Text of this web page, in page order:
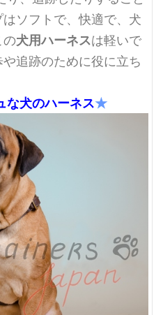
ソフトで、快適で、犬
犬用ハーネスは軽いで
追跡のために役に立ち
な犬のハーネス★